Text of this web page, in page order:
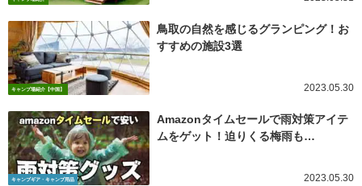
キャンプ場紹介【中国】
鳥取の自然を感じるグランピング！お
すすめの施設3選
2023.05.30
キャンプギア・キャンプ用品
Amazonタイムセールで雨対策アイテ
ムをゲット！迫りくる梅雨も…
2023.05.30